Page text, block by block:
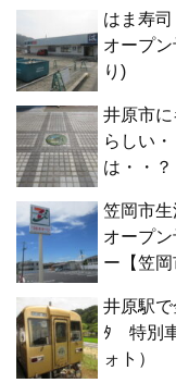
はま寿
オープ
り)
井原市
らしい
は・・？
笠岡市
オープ
ー【笠岡
井原駅
ﾀ 特別
ォト）